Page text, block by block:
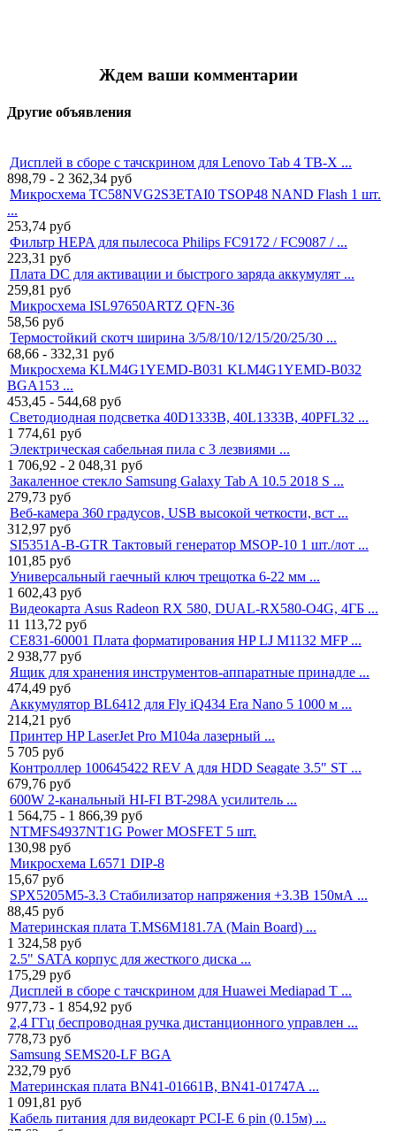
Ждем ваши комментарии
Другие объявления
Дисплей в сборе с тачскрином для Lenovo Tab 4 TB-X ...
898,79 - 2 362,34 руб
Микросхема TC58NVG2S3ETAI0 TSOP48 NAND Flash 1 шт.
...
253,74 руб
Фильтр HEPA для пылесоса Philips FC9172 / FC9087 / ...
223,31 руб
Плата DC для активации и быстрого заряда аккумулят ...
259,81 руб
Микросхема ISL97650ARTZ QFN-36
58,56 руб
Термостойкий скотч ширина 3/5/8/10/12/15/20/25/30 ...
68,66 - 332,31 руб
Микросхема KLM4G1YEMD-B031 KLM4G1YEMD-B032
BGA153 ...
453,45 - 544,68 руб
Светодиодная подсветка 40D1333B, 40L1333B, 40PFL32 ...
1 774,61 руб
Электрическая сабельная пила с 3 лезвиями ...
1 706,92 - 2 048,31 руб
Закаленное стекло Samsung Galaxy Tab A 10.5 2018 S ...
279,73 руб
Веб-камера 360 градусов, USB высокой четкости, вст ...
312,97 руб
SI5351A-B-GTR Тактовый генератор MSOP-10 1 шт./лот ...
101,85 руб
Универсальный гаечный ключ трещотка 6-22 мм ...
1 602,43 руб
Видеокарта Asus Radeon RX 580, DUAL-RX580-O4G, 4ГБ ...
11 113,72 руб
CE831-60001 Плата форматирования HP LJ M1132 MFP ...
2 938,77 руб
Ящик для хранения инструментов-аппаратные принадле ...
474,49 руб
Аккумулятор BL6412 для Fly iQ434 Era Nano 5 1000 м ...
214,21 руб
Принтер HP LaserJet Pro M104a лазерный ...
5 705 руб
Контроллер 100645422 REV A для HDD Seagate 3.5" ST ...
679,76 руб
600W 2-канальный HI-FI BT-298A усилитель ...
1 564,75 - 1 866,39 руб
NTMFS4937NT1G Power MOSFET 5 шт.
130,98 руб
Микросхема L6571 DIP-8
15,67 руб
SPX5205M5-3.3 Стабилизатор напряжения +3.3В 150мА ...
88,45 руб
Материнская плата T.MS6M181.7A (Main Board) ...
1 324,58 руб
2.5" SATA корпус для жесткого диска ...
175,29 руб
Дисплей в сборе с тачскрином для Huawei Mediapad T ...
977,73 - 1 854,92 руб
2,4 ГГц беспроводная ручка дистанционного управлен ...
778,73 руб
Samsung SEMS20-LF BGA
232,79 руб
Материнская плата BN41-01661B, BN41-01747A ...
1 091,81 руб
Кабель питания для видеокарт PCI-E 6 pin (0.15м) ...